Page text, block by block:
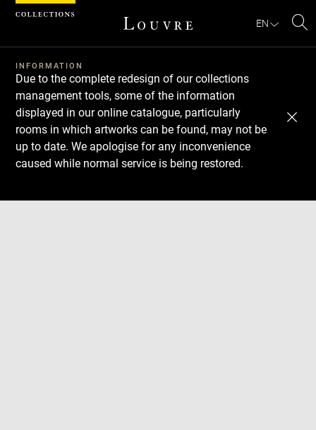
EN
INFORMATION
Due to the complete redesign of our collections
management tools, some of the information
displayed in our online catalogue, particularly
rooms in which artworks can be found, may not be
up to date. We apologise for any inconvenience
caused while normal service is being restored.
Download
Next
Previous
Cookies management panel